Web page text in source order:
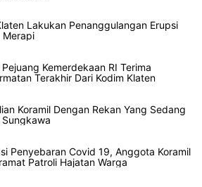
Lakukan Penanggulangan Erupsi
Merapi
Kemerdekaan RI Terima
Terakhir Dari Kodim Klaten
Koramil Dengan Rekan Yang Sedang
Penyebaran Covid 19, Anggota Koramil
Patroli Hajatan Warga